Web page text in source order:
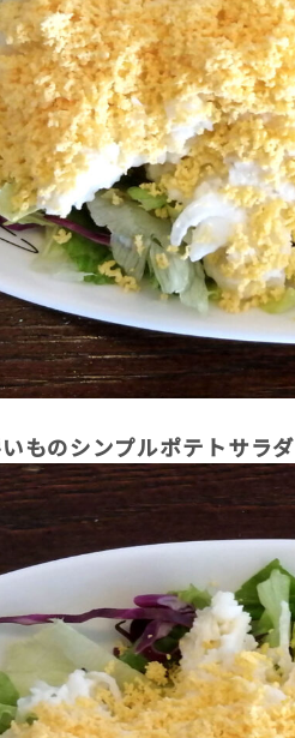
ものシンプルポテトサラダ